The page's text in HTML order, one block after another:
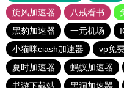
旋风加速器
八戒看书
黑豹加速器
一元机场
小猫咪ciash加速器
vp免
夏时加速器
蚂蚁加速器
书游下载站
黑洞加速噐